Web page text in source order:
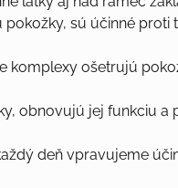
sú účinné proti
komplexy ošetrujú
obnovujú jej funkciu a
deň vpravujeme